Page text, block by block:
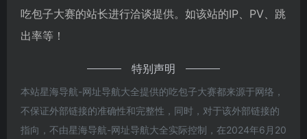
吃包子大赛的站长进行洽谈提供。如该站的IP、PV、跳
出率等！
特别声明
本站星海导航-网址导航大全提供的吃包子大赛都来源于网络，
不保证外部链接的准确性和完整性，同时，对于该外部链接的
指向，不由星海导航-网址导航大全实际控制，在2024年6月20